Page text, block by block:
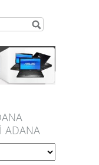
ADANA